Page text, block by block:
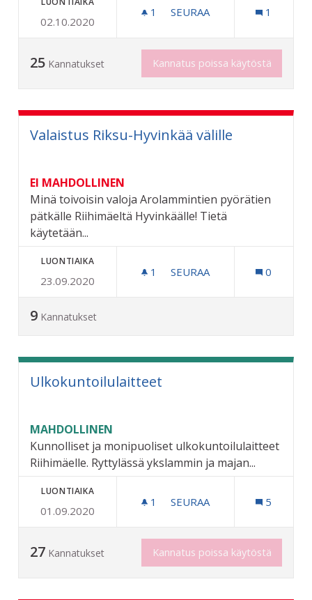
02.10.2020
1 1 SEURAAJA
SEURAA 1
25 Kannatukset Kannatus poissa käytöstä
Valaistus Riksu-Hyvinkää välille
EI MAHDOLLINEN
Minä toivoisin valoja Arolammintien pyörätien
pätkälle Riihimäeltä Hyvinkäälle! Tietä
käytetään...
LUONTIAIKA
23.09.2020
1 1 SEURAAJA
SEURAA 0
9 Kannatukset
Ulkokuntoilulaitteet
MAHDOLLINEN
Kunnolliset ja monipuoliset ulkokuntoilulaitteet
Riihimäelle. Ryttylässä ykslammin ja majan...
LUONTIAIKA
01.09.2020
1 1 SEURAAJA
SEURAA 5
27 Kannatukset Kannatus poissa käytöstä